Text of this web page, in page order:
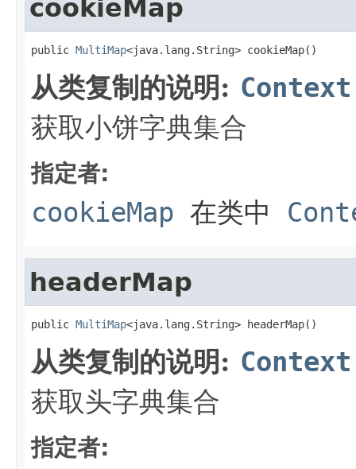
cookieMap
public MultiMap<java.lang.String> cookieMap()
从类复制的说明: Context
获取小饼字典集合
指定者:
cookieMap 在类中
headerMap
public MultiMap<java.lang.String> headerMap()
从类复制的说明: Context
获取头字典集合
指定者: